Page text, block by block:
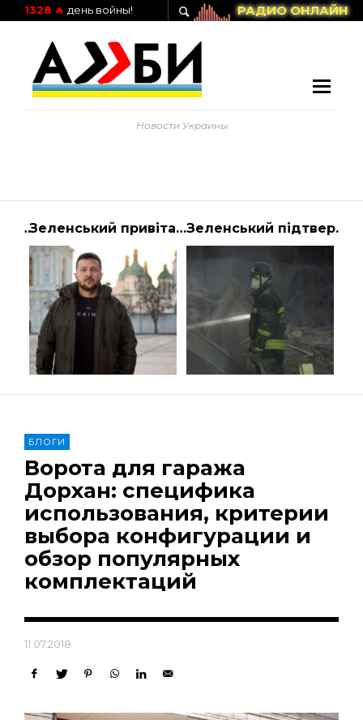
РАДИО ОНЛАЙН
1328 🔥 день войны!
Новости Украины
Желаю здоровья, уважаемые украинцы, украинки! Зеленський привітав українців з Днем Соборності 22 січня Зеленський підтвердив напад на лікарню Мечникова в Дніпрі
БЛОГИ
Ворота для гаража
Дорхан: специфика
использования, критерии
выбора конфигурации и
обзор популярных
комплектаций
11.07.2018